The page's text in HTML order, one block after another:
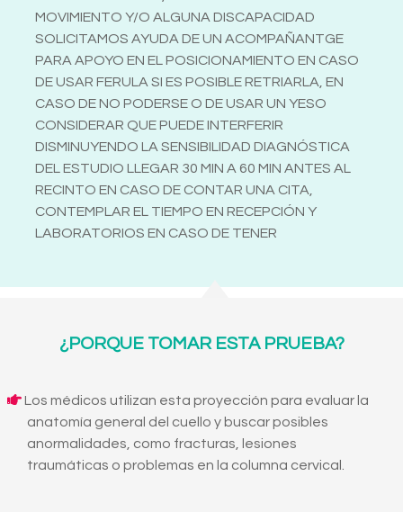
MOVIMIENTO Y/O ALGUNA DISCAPACIDAD
SOLICITAMOS AYUDA DE UN ACOMPAÑANTGE
PARA APOYO EN EL POSICIONAMIENTO EN CASO
DE USAR FERULA SI ES POSIBLE RETRIARLA, EN
CASO DE NO PODERSE O DE USAR UN YESO
CONSIDERAR QUE PUEDE INTERFERIR
DISMINUYENDO LA SENSIBILIDAD DIAGNÓSTICA
DEL ESTUDIO LLEGAR 30 MIN A 60 MIN ANTES AL
RECINTO EN CASO DE CONTAR UNA CITA,
CONTEMPLAR EL TIEMPO EN RECEPCIÓN Y
LABORATORIOS EN CASO DE TENER
¿PORQUE TOMAR ESTA PRUEBA?
Los médicos utilizan esta proyección para evaluar la
anatomía general del cuello y buscar posibles
anormalidades, como fracturas, lesiones
traumáticas o problemas en la columna cervical.